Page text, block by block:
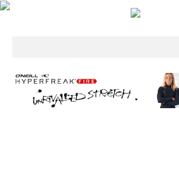
Internacionais
Ambiente